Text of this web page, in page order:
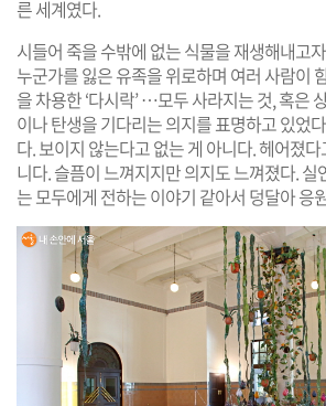
른 세계였다.
시들어 죽을 수밖에 없는 식물을 재생해내고
누군가를 잃은 유족을 위로하며 여러 사람이
을 차용한 ‘다시락’ …모두 사라지는 것, 혹은
이나 탄생을 기다리는 의지를 표명하고 있었
다. 보이지 않는다고 없는 게 아니다. 헤어졌
니다. 슬픔이 느껴지지만 의지도 느껴졌다. 실
는 모두에게 전하는 이야기 같아서 덩달아 응